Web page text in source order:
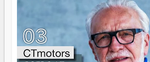
gouvernail, mais pour montrer où sont les
ont la force, les vieux ont l'expérience,
n'est pas un combat de générations —
d'équipage. Partagez vos réussites,
Surtout vos échecs, d'ailleurs — ils
n'importe quel manuel. À Madagascar,
Il faut juste s'assurer que tout le